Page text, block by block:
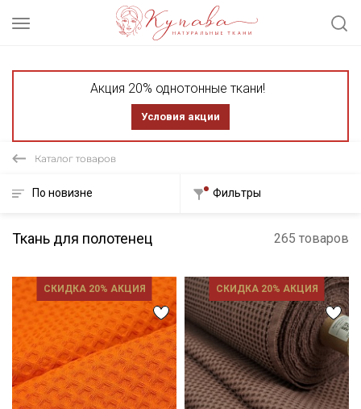
Акция 20% однотонные ткани!
Условия акции
Каталог товаров
По новизне Фильтры
Ткань для полотенец 265 товаров
СКИДКА 20% АКЦИЯ СКИДКА 20% АКЦИЯ